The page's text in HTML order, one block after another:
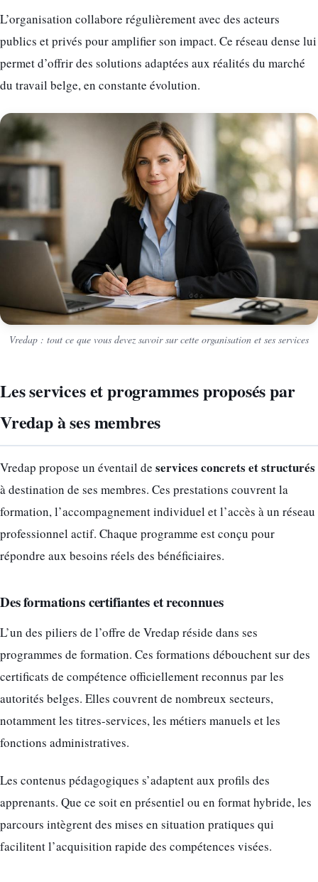
L’organisation collabore régulièrement avec des acteurs
publics et privés pour amplifier son impact. Ce réseau dense lui
permet d’offrir des solutions adaptées aux réalités du marché
du travail belge, en constante évolution.
Vredap : tout ce que vous devez savoir sur cette organisation et ses services
Les services et programmes proposés par
Vredap à ses membres
Vredap propose un éventail de services concrets et structurés
à destination de ses membres. Ces prestations couvrent la
formation, l’accompagnement individuel et l’accès à un réseau
professionnel actif. Chaque programme est conçu pour
répondre aux besoins réels des bénéficiaires.
Des formations certifiantes et reconnues
L’un des piliers de l’offre de Vredap réside dans ses
programmes de formation. Ces formations débouchent sur des
certificats de compétence officiellement reconnus par les
autorités belges. Elles couvrent de nombreux secteurs,
notamment les titres-services, les métiers manuels et les
fonctions administratives.
Les contenus pédagogiques s’adaptent aux profils des
apprenants. Que ce soit en présentiel ou en format hybride, les
parcours intègrent des mises en situation pratiques qui
facilitent l’acquisition rapide des compétences visées.